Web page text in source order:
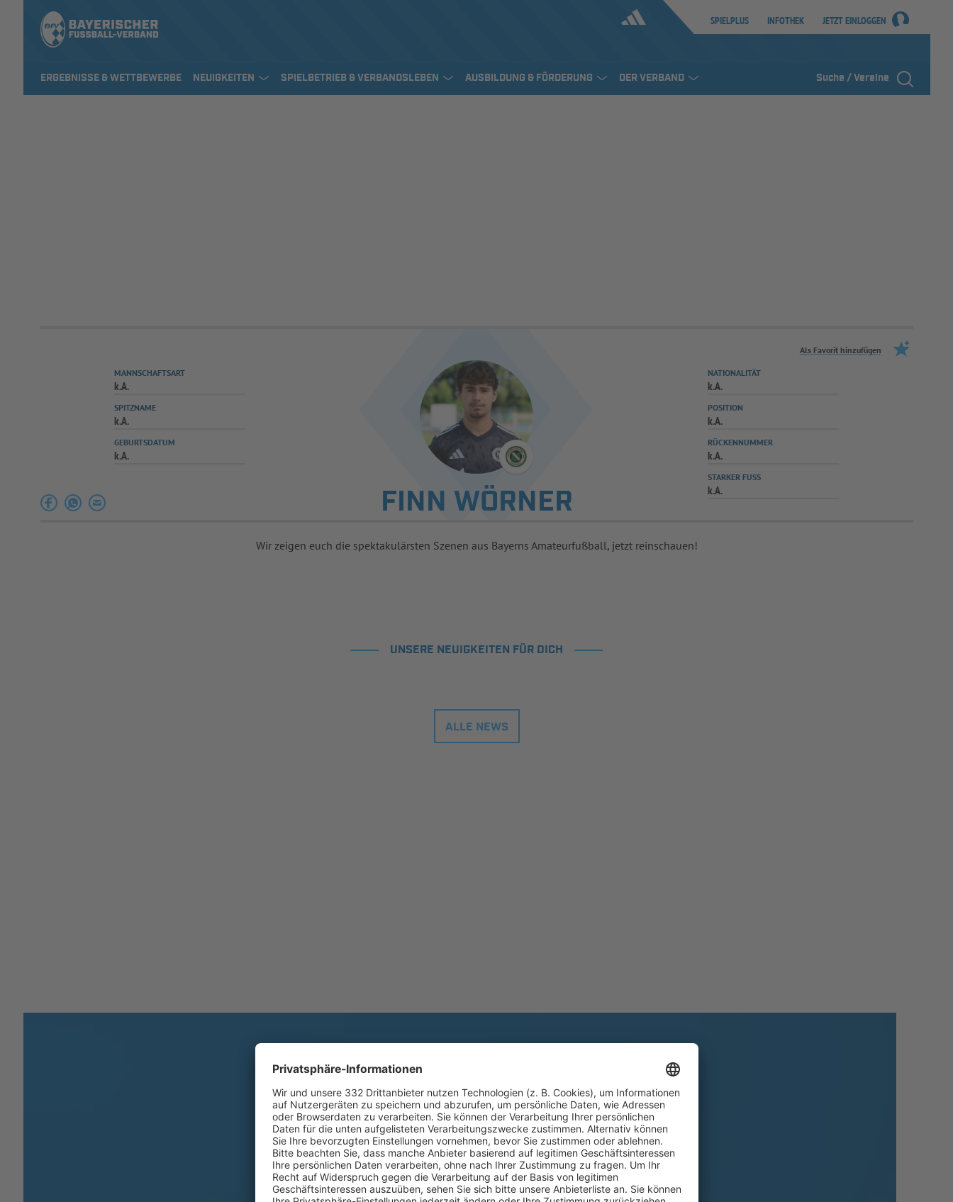
SPIELPLUS INFOTHEK JETZT EINLOGGEN
ERGEBNISSE & WETTBEWERBE NEUIGKEITEN SPIELBETRIEB & VERBANDSLEBEN AUSBILDUNG & FÖRDERUNG DER VERBAND Suche / Vereine
Als Favorit hinzufügen
FINN WÖRNER
MANNSCHAFTSART
k.A.
SPITZNAME
k.A.
GEBURTSDATUM
k.A.
NATIONALITÄT
k.A.
POSITION
k.A.
RÜCKENNUMMER
k.A.
STARKER FUSS
k.A.
Wir zeigen euch die spektakulärsten Szenen aus Bayerns Amateurfußball, jetzt reinschauen!
UNSERE NEUIGKEITEN FÜR DICH
ALLE NEWS